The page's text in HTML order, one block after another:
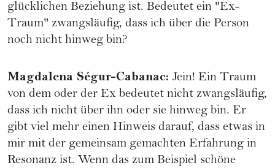
glücklichen Beziehung ist. Bedeutet ein "Ex-
Traum" zwangsläufig, dass ich über die Person
noch nicht hinweg bin?
Magdalena Ségur-Cabanac: Jein! Ein Traum
von dem oder der Ex bedeutet nicht zwangsläufig,
dass ich nicht über ihn oder sie hinweg bin. Er
gibt viel mehr einen Hinweis darauf, dass etwas in
mir mit der gemeinsam gemachten Erfahrung in
Resonanz ist. Wenn das zum Beispiel schöne